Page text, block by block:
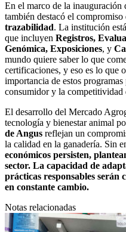
En el marco de la inauguración
también destacó el
trazabilidad. La institución
que incluyen Registros,
Genómica, Exposiciones, y
mundo quiere saber lo que
certificaciones, y eso es lo que
importancia de estos
consumidor y la competitividad
El desarrollo del Mercado
tecnología y bienestar animal
de Angus reflejan un
la calidad en la ganadería. Sin
económicos persisten,
sector. La capacidad de
prácticas responsables
en constante cambio.
Notas relacionadas